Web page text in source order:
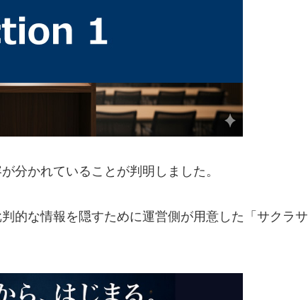
分かれていることが判明しました。
的な情報を隠すために運営側が用意した「サクラサ